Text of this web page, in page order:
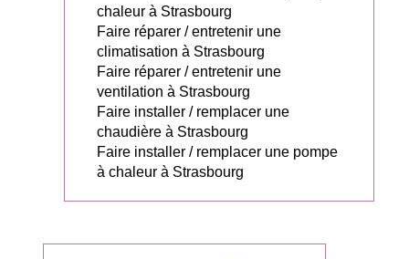
chaleur à Strasbourg
Faire réparer / entretenir une
climatisation à Strasbourg
Faire réparer / entretenir une
ventilation à Strasbourg
Faire installer / remplacer une
chaudière à Strasbourg
Faire installer / remplacer une pompe
à chaleur à Strasbourg